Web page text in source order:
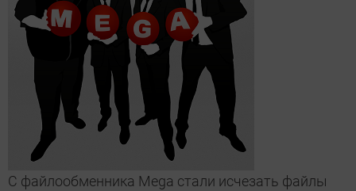
С файлообменника Mega стали исчезать файлы